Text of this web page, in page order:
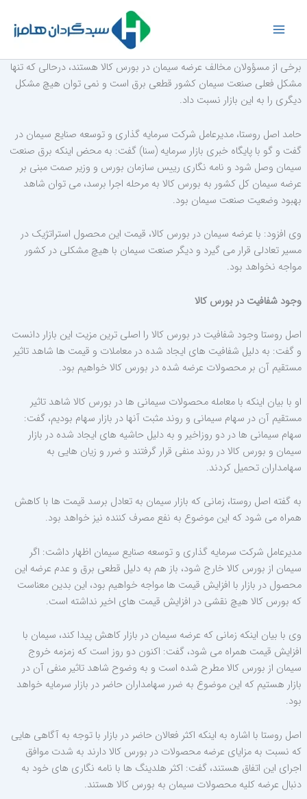
برخی از مسؤولان مخالف عرضه سیمان در بورس کالا هستند، درحالی که تنها
مشکل فعلی صنعت سیمان کشور قطعی برق است و نمی توان هیچ مشکل
دیگری را به این بازار نسبت داد.
حامد اصل روستا، مدیرعامل شرکت سرمایه گذاری و توسعه صنایع سیمان در
گفت و گو با پایگاه خبری بازار سرمایه (سنا) گفت: به محض اینکه برق صنعت
سیمان وصل شود و نامه نگاری رییس سازمان بورس و وزیر صمت مبنی بر
عرضه سیمان کل کشور به بورس کالا به مرحله اجرا برسد، می توان شاهد
بهبود وضعیت صنعت سیمان بود.
وی افزود: با عرضه سیمان در بورس کالا، قیمت این محصول استراتژیک در
مسیر تعادلی قرار می گیرد و دیگر صنعت سیمان با هیچ مشکلی در کشور
مواجه نخواهد بود.
وجود شفافیت در بورس کالا
اصل روستا وجود شفافیت در بورس کالا را اصلی ترین مزیت این بازار دانست
و گفت: به دلیل شفافیت های ایجاد شده در معاملات و قیمت ها شاهد تاثیر
مستقیم آن بر محصولات عرضه شده در بورس کالا خواهیم بود.
او با بیان اینکه با معامله محصولات سیمانی ها در بورس کالا شاهد تاثیر
مستقیم آن در سهام سیمانی و روند مثبت آنها در بازار سهام بودیم، گفت:
سهام سیمانی ها در دو روزاخیر و به دلیل حاشیه های ایجاد شده در بازار
سیمان و بورس کالا در روند منفی قرار گرفتند و ضرر و زیان هایی به
سهامداران تحمیل کردند.
به گفته اصل روستا، زمانی که بازار سیمان به تعادل برسد قیمت ها با کاهش
همراه می شود که این موضوع به نفع مصرف کننده نیز خواهد بود.
مدیرعامل شرکت سرمایه گذاری و توسعه صنایع سیمان اظهار داشت: اگر
سیمان از بورس کالا خارج شود، باز هم به دلیل قطعی برق و عدم عرضه این
محصول در بازار با افزایش قیمت ها مواجه خواهیم بود، این بدین معناست
که بورس کالا هیچ نقشی در افزایش قیمت های اخیر نداشته است.
وی با بیان اینکه زمانی که عرضه سیمان در بازار کاهش پیدا کند، سیمان با
افزایش قیمت همراه می شود، گفت: اکنون دو روز است که زمزمه خروج
سیمان از بورس کالا مطرح شده است و به وضوح شاهد تاثیر منفی آن در
بازار هستیم که این موضوع به ضرر سهامداران حاضر در بازار سرمایه خواهد
بود.
اصل روستا با اشاره به اینکه اکثر فعالان حاضر در بازار با توجه به آگاهی هایی
که نسبت به مزایای عرضه محصولات در بورس کالا دارند به شدت موافق
اجرای این اتفاق هستند، گفت: اکثر هلدینگ ها با نامه نگاری های خود به
دنبال عرضه کلیه محصولات سیمان به بورس کالا هستند.